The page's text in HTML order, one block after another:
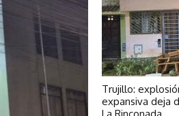
Trujillo:
expansiva deja